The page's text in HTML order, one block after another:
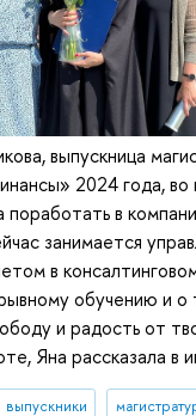
выпускница
2024 года, во
поработать в
занимается
в
обучению и о
и радость от
Яна рассказала в
выпускники